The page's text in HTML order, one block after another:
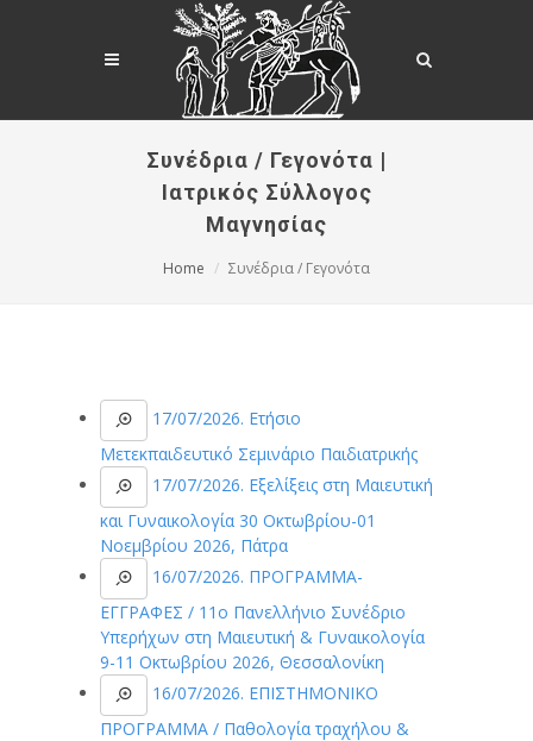
Συνέδρια / Γεγονότα |
Ιατρικός Σύλλογος
Μαγνησίας
Home Συνέδρια / Γεγονότα
17/07/2026. Ετήσιο
Μετεκπαιδευτικό Σεμινάριο Παιδιατρικής
17/07/2026. Εξελίξεις στη Μαιευτική
και Γυναικολογία 30 Οκτωβρίου-01
Νοεμβρίου 2026, Πάτρα
16/07/2026. ΠΡΟΓΡΑΜΜΑ-
ΕΓΓΡΑΦΕΣ / 11ο Πανελλήνιο Συνέδριο
Υπερήχων στη Μαιευτική & Γυναικολογία
9-11 Οκτωβρίου 2026, Θεσσαλονίκη
16/07/2026. ΕΠΙΣΤΗΜΟΝΙΚΟ
ΠΡΟΓΡΑΜΜΑ / Παθολογία τραχήλου &